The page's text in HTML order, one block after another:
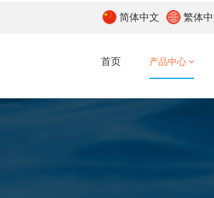
简体中文 繁体
首页 产品中心